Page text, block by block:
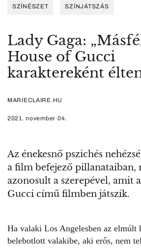
SZÍNÉSZET SZÍNJÁTSZÁS
Lady Gaga:
House of Gucci
karaktereként
MARIECLAIRE.HU
2021. november 04.
Az énekesnő pszichés
a film befejező pillanataiban,
azonosult a szerepével, amit
Gucci című filmben játszik.
Ha valaki Los Angelesben az elmúlt
belebotlott valakibe, aki erős, nem